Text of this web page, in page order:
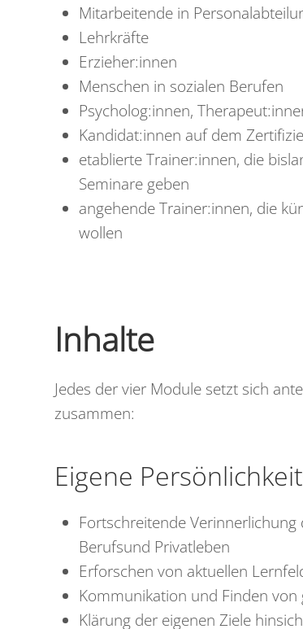
Mitarbeitende in
Lehrkräfte
Erzieher:innen
Menschen in sozialen Berufen
Psycholog:innen,
Kandidat:innen auf dem
etablierte Trainer:innen, die
Seminare geben
angehende Trainer:innen, die
wollen
Inhalte
Jedes der vier Module setzt sich
zusammen:
Eigene
Fortschreitende
Berufsund Privatleben
Erforschen von aktuellen
Kommunikation und Finden von
Klärung der eigenen Ziele